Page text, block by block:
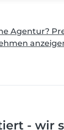
Agentur?
- wir